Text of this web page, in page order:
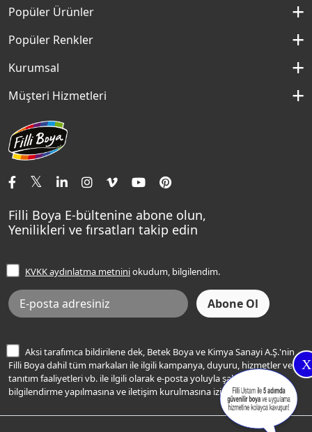
X
İç Cephe Boyaları
İç Cephe Renkleri
Dış Cephe Renkleri
Mobilya Boyaları
Macun ve Astarlar
Yapı Kimyasalları
Tavan Boyaları
Ev Bakım ve Hobi Boyaları
Yatak Odası Renkleri
Popüler Ürünler
Momento Silan
Panel Kapı Boyası
Aqualux
Momento Max Cleanix
Sentomaxx Sentetik Boya
Sentomaxx İpeksi Mat
Momento Life
Popüler Renkler
Kırık Beyaz Rengi
Aydan Rengi
Fildişi Rengi
Andezit Rengi
Şampanya Rengi
Açık Mavi Rengi
Frezya Rengi
Kurumsal
Hakkımızda
Basın Odası
İletişim Bilgilerimiz
Müşteri Hizmetleri
İletişim Formu
Satış Noktaları
Renk Danışma
Filli Ustam
Sıkça Sorulan Sorular
Ücretsiz Yalıtım Keşif Hizmeti
Bilgi Toplumu Hizmetleri
İnternet Sitesi Kullanım Koşulları
KVKK Talep Formu
KVKK Aydınlatma Metni
Filli Boya E-bültenine abone olun,
Yenilikleri ve fırsatları takip edin
KVKK aydınlatma metniniokudum, bilgilendim.
Aksi tarafımca bildirilene dek, Betek Boya ve Kimya Sanayi A.Ş.'nin
Filli Boya dahil tüm markaları ile ilgili kampanya, duyuru, hizmetler ve
tanıtım faaliyetleri vb. ile ilgili olarak e-posta yoluyla şahsıma
bilgilendirme yapılmasına ve iletişim kurulmasına izin veriyorum.